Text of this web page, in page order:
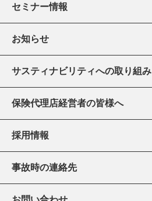
セミナー情報
お知らせ
サスティナビリティへの取り組み
保険代理店経営者の皆様へ
採用情報
事故時の連絡先